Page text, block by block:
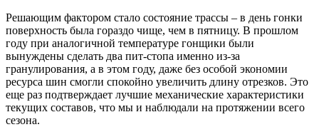
Решающим фактором стало состояние трассы – в день гонки
поверхность была гораздо чище, чем в пятницу. В прошлом
году при аналогичной температуре гонщики были
вынуждены сделать два пит-стопа именно из-за
гранулирования, а в этом году, даже без особой экономии
ресурса шин смогли спокойно увеличить длину отрезков. Это
еще раз подтверждает лучшие механические характеристики
текущих составов, что мы и наблюдали на протяжении всего
сезона.